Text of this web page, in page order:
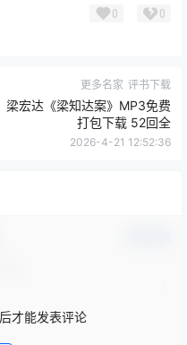
0 0
更多名家 评书下载
梁宏达《梁知达案》MP3免费
打包下载 52回全
2026-4-21 12:52:36
才能发表评论